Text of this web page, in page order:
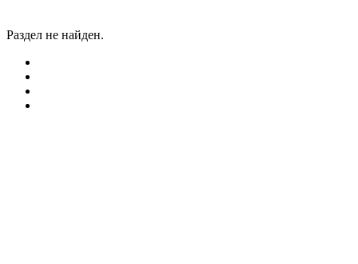
Раздел не найден.